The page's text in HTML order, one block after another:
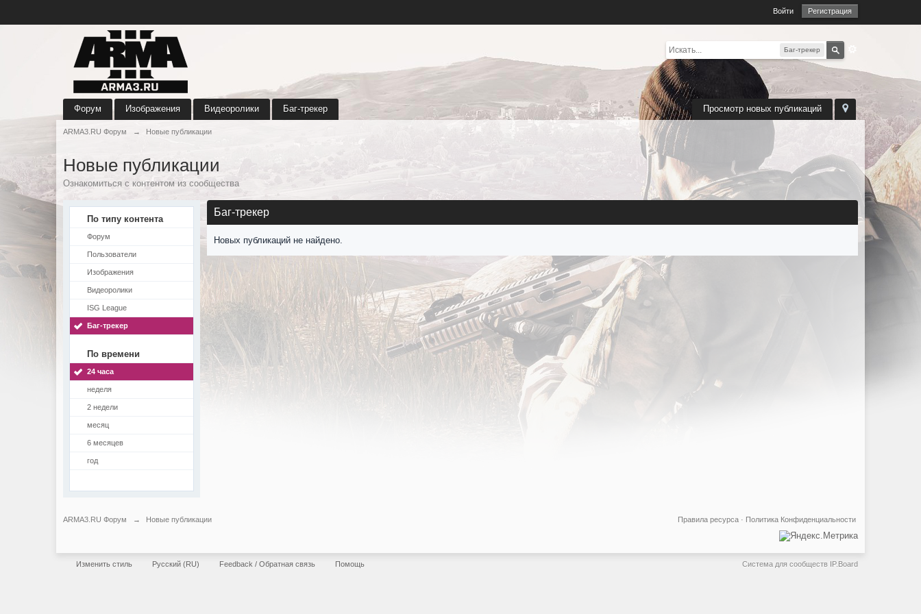
Войти Регистрация
Баг-трекер
Просмотр новых публикаций
Форум Изображения Видеоролики Баг-трекер
ARMA3.RU Форум → Новые публикации
Новые публикации
Ознакомиться с контентом из сообщества
По типу контента
Форум
Пользователи
Изображения
Видеоролики
ISG League
Баг-трекер
По времени
24 часа
неделя
2 недели
месяц
6 месяцев
год
Баг-трекер
Новых публикаций не найдено.
ARMA3.RU Форум → Новые публикации Политика Конфиденциальности
Правила ресурса ·
Изменить стиль Русский (RU) Feedback / Обратная связь Помощь Система для сообществ IP.Board